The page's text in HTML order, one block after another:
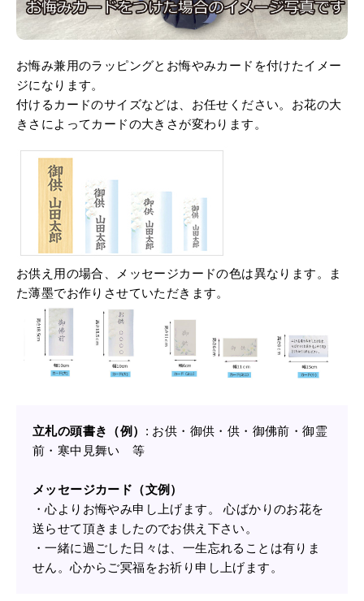
お悔み兼用のラッピングとお悔やみカードを付けたイメー
ジになります。
付けるカードのサイズなどは、お任せください。お花の大
きさによってカードの大きさが変わります。
お供え用の場合、メッセージカードの色は異なります。ま
た薄墨でお作りさせていただきます。
立札の頭書き（例） : お供・御供・供・御佛前・御霊
前・寒中見舞い 等
メッセージカード（文例）
・心よりお悔やみ申し上げます。 心ばかりのお花を
送らせて頂きましたのでお供え下さい。
・一緒に過ごした日々は、一生忘れることは有りま
せん。心からご冥福をお祈り申し上げます。